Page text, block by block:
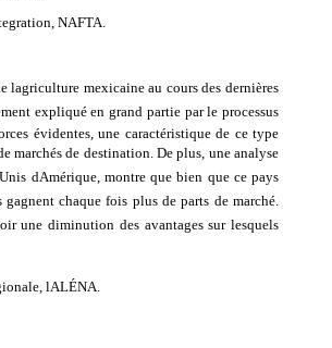
NAFTA.
mexicaine au cours des dernières
expliqué en grand partie par le processus
évidentes, une caractéristique de ce type
marchés de destination. De plus, une analyse
dAmérique, montre que bien que ce pays
chaque fois plus de parts de marché.
une diminution des avantages sur lesquels
lALÉNA.